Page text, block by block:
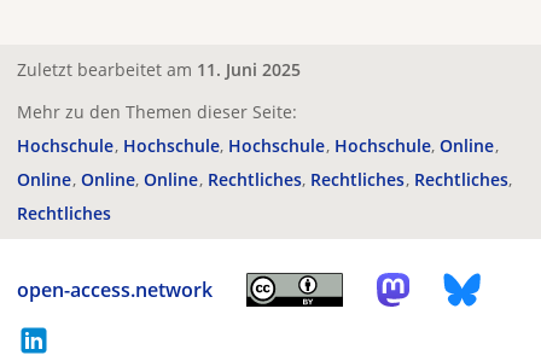
Zuletzt bearbeitet am 11. Juni 2025
Mehr zu den Themen dieser Seite:
Hochschule Hochschule Hochschule Hochschule Online
Online Online Online Rechtliches Rechtliches Rechtliches
Rechtliches
open-access.network